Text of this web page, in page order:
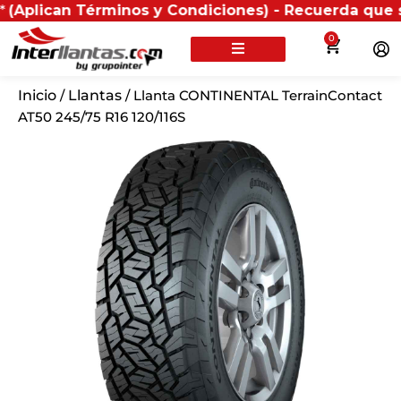
Términos y Condiciones) - Recuerda que si
0
Inicio / Llantas / Llanta CONTINENTAL TerrainContact
AT50 245/75 R16 120/116S